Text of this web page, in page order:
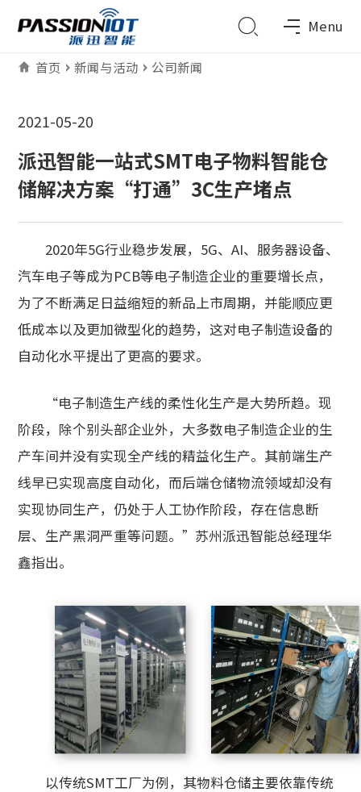
Menu
首页 新闻与活动 公司新闻
2021-05-20
派迅智能一站式SMT电子物料智能仓
储解决方案“打通”3C生产堵点
2020年5G行业稳步发展，5G、AI、服务器设备、
汽车电子等成为PCB等电子制造企业的重要增长点，
为了不断满足日益缩短的新品上市周期，并能顺应更
低成本以及更加微型化的趋势，这对电子制造设备的
自动化水平提出了更高的要求。
“电子制造生产线的柔性化生产是大势所趋。现
阶段，除个别头部企业外，大多数电子制造企业的生
产车间并没有实现全产线的精益化生产。其前端生产
线早已实现高度自动化，而后端仓储物流领域却没有
实现协同生产，仍处于人工协作阶段，存在信息断
层、生产黑洞严重等问题。”苏州派迅智能总经理华
鑫指出。
以传统SMT工厂为例，其物料仓储主要依靠传统